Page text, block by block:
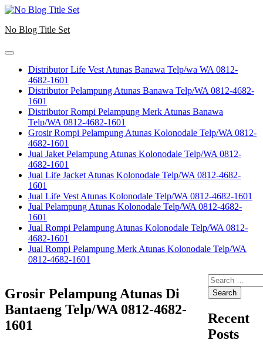
Skip
content
No Blog Title Set
Distributor Life Vest Atunas Banawa Telp/wa WA 0812-
4682-1601
Distributor Pelampung Atunas Banawa Telp/WA 0812-4682-
1601
Distributor Rompi Pelampung Merk Atunas Banawa
Telp/WA 0812-4682-1601
Grosir Rompi Pelampung Atunas Kolonodale Telp/WA 0812-
4682-1601
Jual Jaket Pelampung Atunas Kolonodale Telp/WA 0812-
4682-1601
Jual Life Jacket Atunas Kolonodale Telp/WA 0812-4682-
1601
Jual Life Vest Atunas Kolonodale Telp/WA 0812-4682-1601
Jual Pelampung Atunas Kolonodale Telp/WA 0812-4682-
1601
Jual Rompi Pelampung Atunas Kolonodale Telp/WA 0812-
4682-1601
Jual Rompi Pelampung Merk Atunas Kolonodale Telp/WA
0812-4682-1601
Grosir Pelampung Atunas Di
Bantaeng Telp/WA 0812-4682-
1601
Search
for:
Recent
Posts